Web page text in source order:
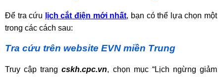
Để tra cứu lịch cắt điện mới nhất, bạn có thể lựa chọn một
trong các cách sau:
Tra cứu trên website EVN miền Trung
Truy cập trangcskh.cpc.vn, chọn mục “Lịch ngừng giảm